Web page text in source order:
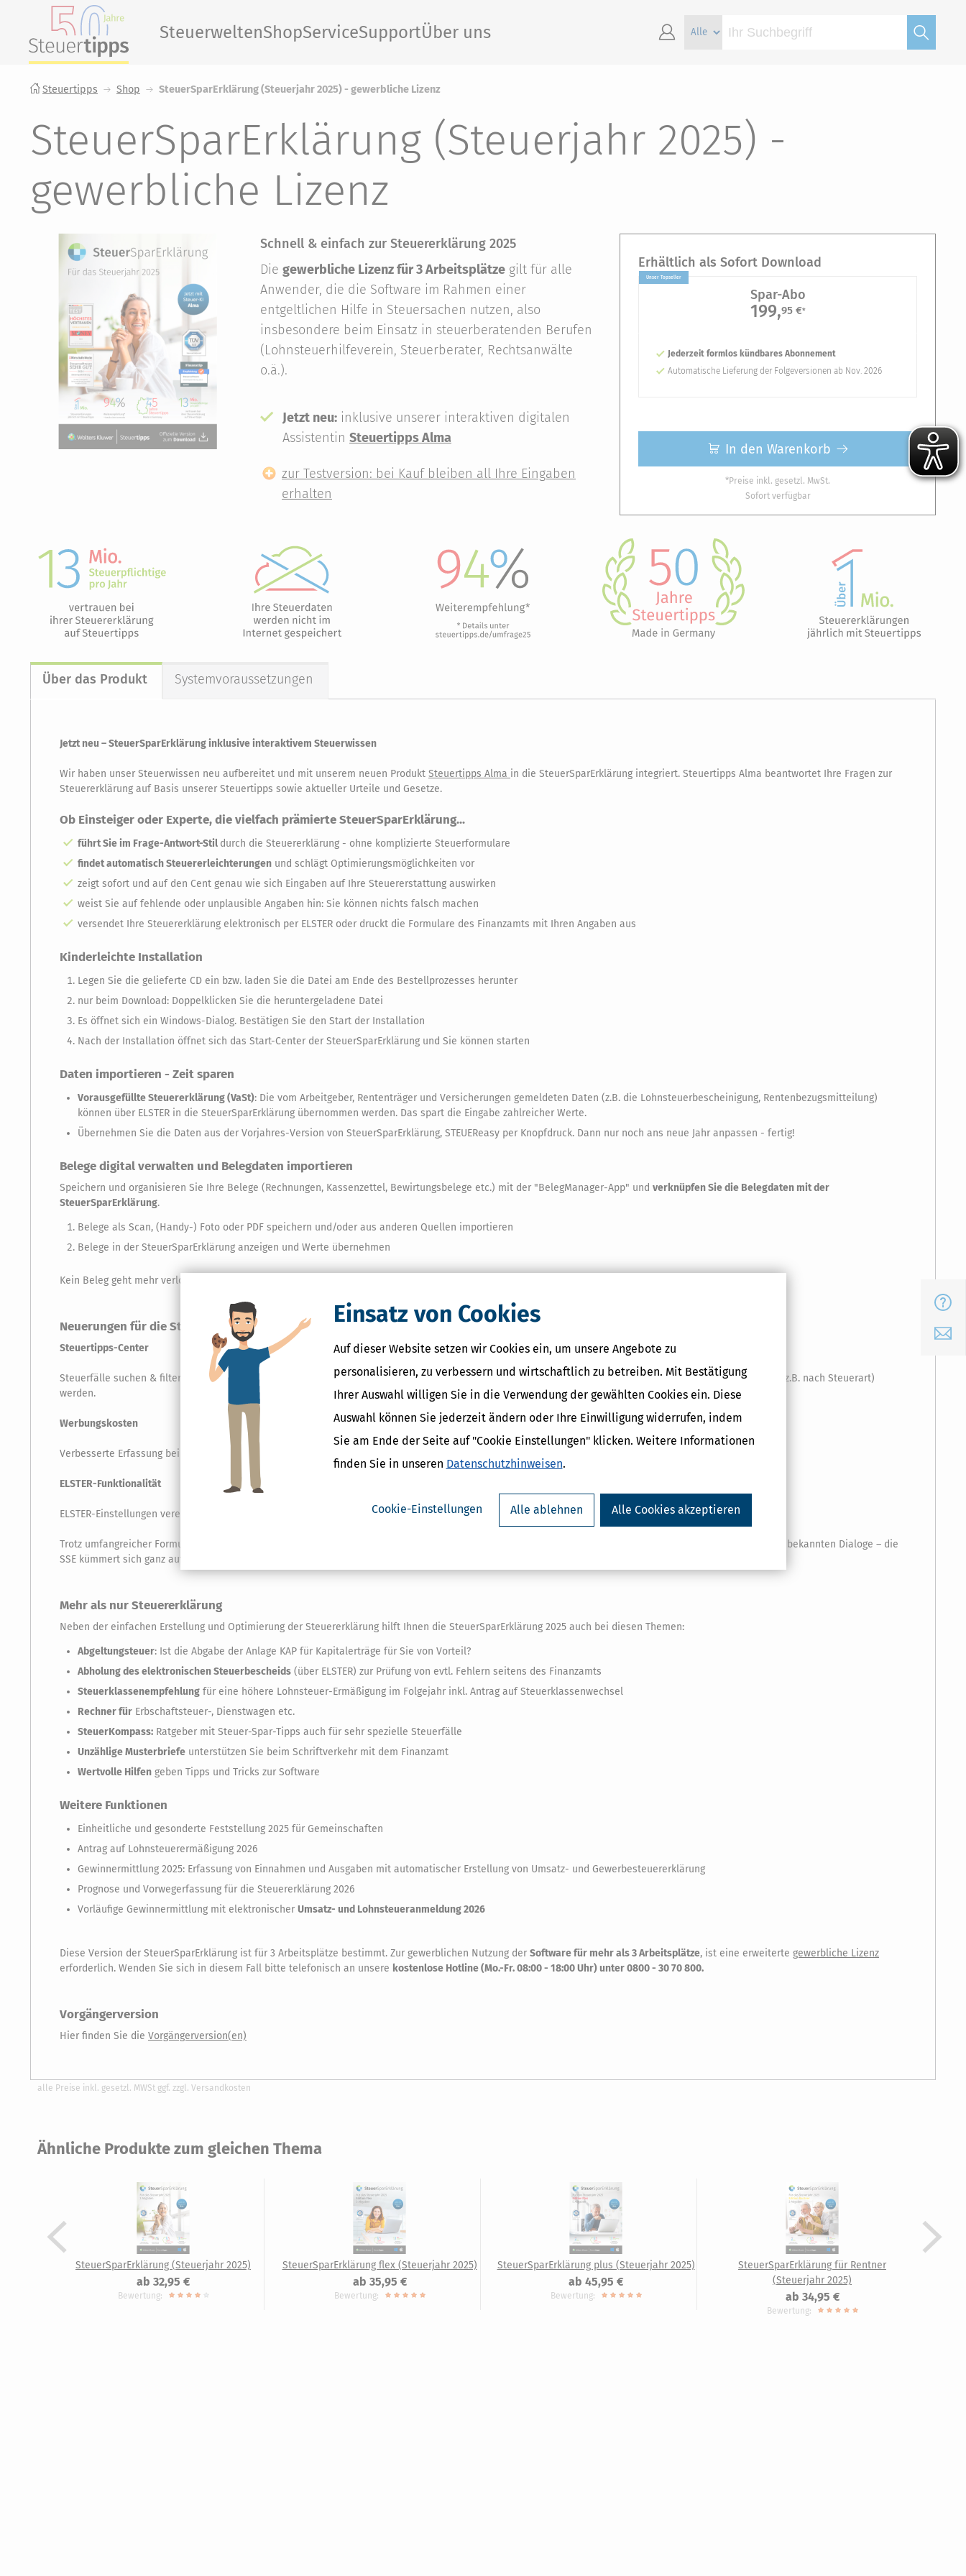
Einsatz von Cookies
Auf dieser Website setzen wir Cookies ein, um unsere Angebote zu
personalisieren, zu verbessern und wirtschaftlich zu betreiben. Mit Bestätigung
Ihrer Auswahl willigen Sie in die Verwendung der gewählten Cookies ein. Diese
Auswahl können Sie jederzeit ändern oder Ihre Einwilligung widerrufen, indem
Sie am Ende der Seite auf "Cookie Einstellungen" klicken. Weitere Informationen
finden Sie in unseren Datenschutzhinweisen.
Cookie-Einstellungen Alle ablehnen Alle Cookies akzeptieren
FAQ
E-Mail
SteuerweltenShopServiceSupportÜber uns
Steuertipps Shop SteuerSparErklärung (Steuerjahr 2025) - gewerbliche Lizenz
SteuerSparErklärung (Steuerjahr 2025) -
gewerbliche Lizenz
Schnell & einfach zur Steuererklärung 2025
Die gewerbliche Lizenz für 3 Arbeitsplätze gilt für alle
Anwender, die die Software im Rahmen einer
entgeltlichen Hilfe in Steuersachen nutzen, also
insbesondere beim Einsatz in steuerberatenden Berufen
(Lohnsteuerhilfeverein, Steuerberater, Rechtsanwälte
o.ä.).
Jetzt neu: inklusive unserer interaktiven digitalen
Assistentin Steuertipps Alma
zur Testversion: bei Kauf bleiben all Ihre Eingaben
erhalten
Erhältlich als Sofort Download
Unser Topseller
Spar-Abo
199,95 €*
Jederzeit formlos kündbares Abonnement
Automatische Lieferung der Folgeversionen ab Nov. 2026
In den Warenkorb
*Preise inkl. gesetzl. MwSt.
Sofort verfügbar
Über das Produkt Systemvoraussetzungen
Jetzt neu – SteuerSparErklärung inklusive interaktivem Steuerwissen
Wir haben unser Steuerwissen neu aufbereitet und mit unserem neuen Produkt Steuertipps Alma in die SteuerSparErklärung integriert. Steuertipps Alma beantwortet Ihre Fragen zur
Steuererklärung auf Basis unserer Steuertipps sowie aktueller Urteile und Gesetze.
Ob Einsteiger oder Experte, die vielfach prämierte SteuerSparErklärung...
führt Sie im Frage-Antwort-Stil durch die Steuererklärung - ohne komplizierte Steuerformulare
findet automatisch Steuererleichterungen und schlägt Optimierungsmöglichkeiten vor
zeigt sofort und auf den Cent genau wie sich Eingaben auf Ihre Steuererstattung auswirken
weist Sie auf fehlende oder unplausible Angaben hin: Sie können nichts falsch machen
versendet Ihre Steuererklärung elektronisch per ELSTER oder druckt die Formulare des Finanzamts mit Ihren Angaben aus
Kinderleichte Installation
Legen Sie die gelieferte CD ein bzw. laden Sie die Datei am Ende des Bestellprozesses herunter
nur beim Download: Doppelklicken Sie die heruntergeladene Datei
Es öffnet sich ein Windows-Dialog. Bestätigen Sie den Start der Installation
Nach der Installation öffnet sich das Start-Center der SteuerSparErklärung und Sie können starten
Daten importieren - Zeit sparen
Vorausgefüllte Steuererklärung (VaSt): Die vom Arbeitgeber, Rententräger und Versicherungen gemeldeten Daten (z.B. die Lohnsteuerbescheinigung, Rentenbezugsmitteilung)
können über ELSTER in die SteuerSparErklärung übernommen werden. Das spart die Eingabe zahlreicher Werte.
Übernehmen Sie die Daten aus der Vorjahres-Version von SteuerSparErklärung, STEUEReasy per Knopfdruck. Dann nur noch ans neue Jahr anpassen - fertig!
Belege digital verwalten und Belegdaten importieren
Speichern und organisieren Sie Ihre Belege (Rechnungen, Kassenzettel, Bewirtungsbelege etc.) mit der "BelegManager-App" und verknüpfen Sie die Belegdaten mit der
SteuerSparErklärung.
Belege als Scan, (Handy-) Foto oder PDF speichern und/oder aus anderen Quellen importieren
Belege in der SteuerSparErklärung anzeigen und Werte übernehmen
Kein Beleg geht mehr verloren, wird vergessen oder muss gesucht werden
Neuerungen für die SteuerSparErklärung
Steuertipps-Center
Steuerfälle suchen & filtern: Über das Steuertipps-Center kann jetzt in den Verzeichnissen nach Steuerfällen gesucht und nach verschiedenen Arten sortiert (z.B. nach Steuerart)
werden.
Werbungskosten
Verbesserte Erfassung bei den Eingaben für die Fahrtkosten beim Weg zur Arbeit, bei den Arbeitsmitteln und beim Arbeitszimmer.
ELSTER-Funktionalität
ELSTER-Einstellungen vereinfacht: Ein Assistent unterstützt bei den Einstellungen für die Vorausgefüllte Steuererklärung (VaSt) und beim ELSTER-Versand
Trotz umfangreicher Formularänderungen durch die Finanzverwaltung bleibt für SSE-Kunden alles wie gehabt: Sie machen wie gewohnt ihre Angaben über die bekannten Dialoge – die
SSE kümmert sich ganz automatisch um die neue Zuordnung.
Mehr als nur Steuererklärung
Neben der einfachen Erstellung und Optimierung der Steuererklärung hilft Ihnen die SteuerSparErklärung 2025 auch bei diesen Themen:
Abgeltungsteuer: Ist die Abgabe der Anlage KAP für Kapitalerträge für Sie von Vorteil?
Abholung des elektronischen Steuerbescheids (über ELSTER) zur Prüfung von evtl. Fehlern seitens des Finanzamts
Steuerklassenempfehlung für eine höhere Lohnsteuer-Ermäßigung im Folgejahr inkl. Antrag auf Steuerklassenwechsel
Rechner für Erbschaftsteuer-, Dienstwagen etc.
SteuerKompass: Ratgeber mit Steuer-Spar-Tipps auch für sehr spezielle Steuerfälle
Unzählige Musterbriefe unterstützen Sie beim Schriftverkehr mit dem Finanzamt
Wertvolle Hilfen geben Tipps und Tricks zur Software
Weitere Funktionen
Einheitliche und gesonderte Feststellung 2025 für Gemeinschaften
Antrag auf Lohnsteuerermäßigung 2026
Gewinnermittlung 2025: Erfassung von Einnahmen und Ausgaben mit automatischer Erstellung von Umsatz- und Gewerbesteuererklärung
Prognose und Vorwegerfassung für die Steuererklärung 2026
Vorläufige Gewinnermittlung mit elektronischer Umsatz- und Lohnsteueranmeldung 2026
Diese Version der SteuerSparErklärung ist für 3 Arbeitsplätze bestimmt. Zur gewerblichen Nutzung der Software für mehr als 3 Arbeitsplätze, ist eine erweiterte gewerbliche Lizenz
erforderlich. Wenden Sie sich in diesem Fall bitte telefonisch an unsere kostenlose Hotline (Mo.-Fr. 08:00 - 18:00 Uhr) unter 0800 - 30 70 800.
Vorgängerversion
Hier finden Sie die Vorgängerversion(en)
alle Preise inkl. gesetzl. MWSt ggf. zzgl. Versandkosten
Ähnliche Produkte zum gleichen Thema
SteuerSparErklärung (Steuerjahr 2025)
ab 32,95 €
Bewertung:
SteuerSparErklärung flex (Steuerjahr 2025)
ab 35,95 €
Bewertung:
SteuerSparErklärung plus (Steuerjahr 2025)
ab 45,95 €
Bewertung:
SteuerSparErklärung für Rentner
(Steuerjahr 2025)
ab 34,95 €
Bewertung: